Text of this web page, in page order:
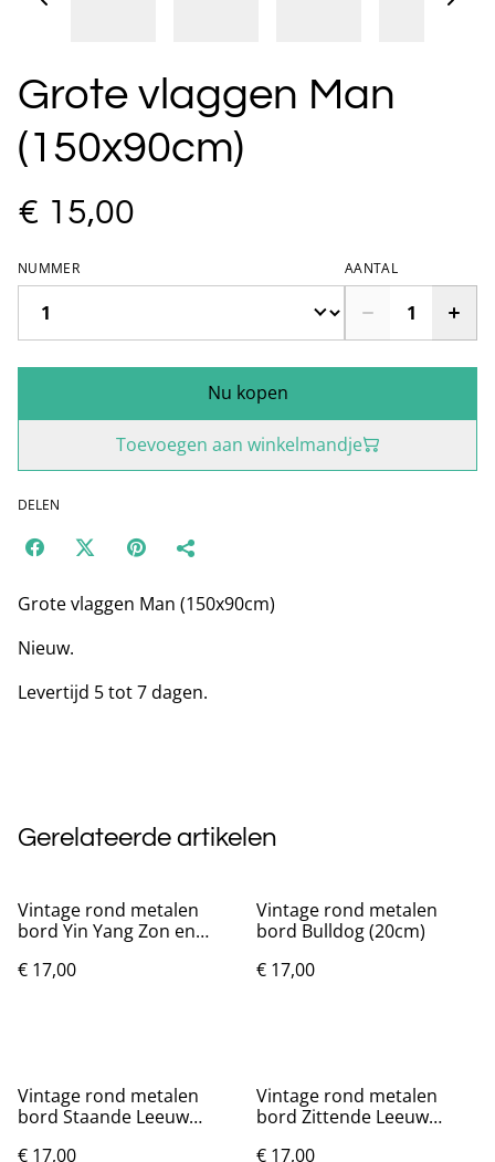
Grote vlaggen Man
(150x90cm)
€ 15,00
NUMMER AANTAL
Nu kopen
Toevoegen aan winkelmandje
DELEN
Grote vlaggen Man (150x90cm)
Nieuw.
Levertijd 5 tot 7 dagen.
Gerelateerde artikelen
Vintage rond metalen
bord Yin Yang Zon en
€ 17,00
Vintage rond metalen
bord Bulldog (20cm)
€ 17,00
Vintage rond metalen
bord Staande Leeuw
€ 17,00
Vintage rond metalen
bord Zittende Leeuw
€ 17,00